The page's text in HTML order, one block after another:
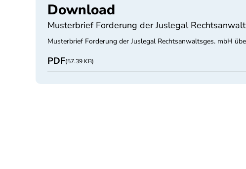
Download
Musterbrief Forderung der Juslegal
Musterbrief Forderung der Juslegal Rechtsanwaltsges. mbH
PDF(57.39 KB)